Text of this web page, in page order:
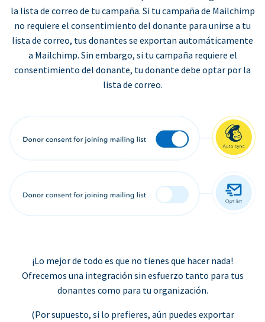
la lista de correo de tu campaña. Si tu campaña de Mailchimp
no requiere el consentimiento del donante para unirse a tu
lista de correo, tus donantes se exportan automáticamente
a Mailchimp. Sin embargo, si tu campaña requiere el
consentimiento del donante, tu donante debe optar por la
lista de correo.
¡Lo mejor de todo es que no tienes que hacer nada!
Ofrecemos una integración sin esfuerzo tanto para tus
donantes como para tu organización.
(Por supuesto, si lo prefieres, aún puedes exportar